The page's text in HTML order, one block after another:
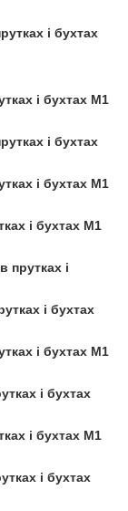
і бухтах
і бухтах М1
і бухтах
і бухтах М1
і бухтах М1
прутках і
і бухтах
і бухтах М1
і бухтах
і бухтах М1
і бухтах